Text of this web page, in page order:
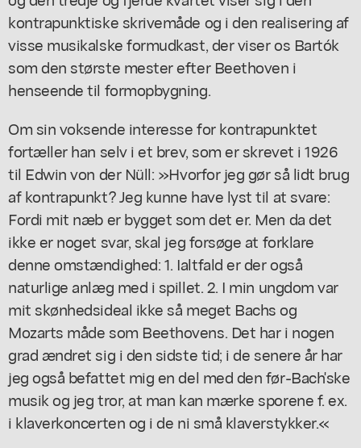
kontrapunktiske skrivemåde og i den realisering af
visse musikalske formudkast, der viser os Bartók
som den største mester efter Beethoven i
henseende til formopbygning.
Om sin voksende interesse for kontrapunktet
fortæller han selv i et brev, som er skrevet i 1926
til Edwin von der Nüll: »Hvorfor jeg gør så lidt brug
af kontrapunkt? Jeg kunne have lyst til at svare:
Fordi mit næb er bygget som det er. Men da det
ikke er noget svar, skal jeg forsøge at forklare
denne omstændighed: 1. Ialtfald er der også
naturlige anlæg med i spillet. 2. I min ungdom var
mit skønhedsideal ikke så meget Bachs og
Mozarts måde som Beethovens. Det har i nogen
grad ændret sig i den sidste tid; i de senere år har
jeg også befattet mig en del med den før-Bach'ske
musik og jeg tror, at man kan mærke sporene f. ex.
i klaverkoncerten og i de ni små klaverstykker.«